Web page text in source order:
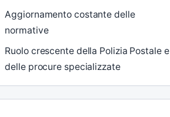
Aggiornamento costante delle
normative
Ruolo crescente della Polizia Postale e
delle procure specializzate